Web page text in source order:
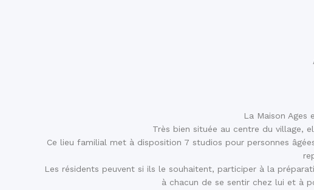
La Maison Ages
Très bien située au centre du village,
Ce lieu familial met à disposition 7 studios pour personnes
Les résidents peuvent si ils le souhaitent, participer à la
à chacun de se sentir chez lui et à